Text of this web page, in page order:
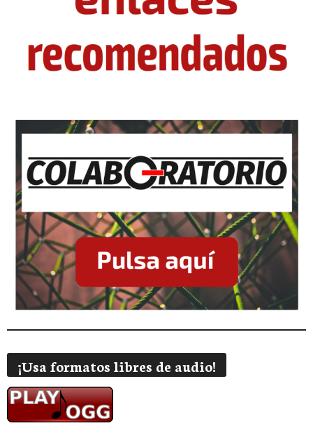
¡Usa formatos libres de audio!